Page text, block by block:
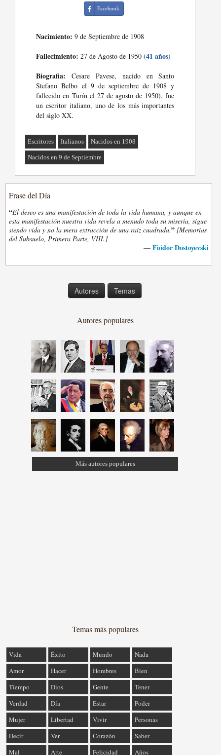
Facebook
Nacimiento: 9 de Septiembre de 1908
Fallecimiento: 27 de Agosto de 1950(41 años)
Biografia: Cesare Pavese, nacido en Santo
Stefano Belbo el 9 de septiembre de 1908 y
fallecido en Turín el 27 de agosto de 1950), fue
un escritor italiano, uno de los más importantes
del siglo XX.
Escritores Italianos Nacidos en 1908
Nacidos en 9 de Septiembre
Frase del Día
“El deseo es una manifestación de toda la vida humana, y aunque en
esta manifestación nuestra vida revela a menudo toda su miseria, sigue
siendo vida y no la mera extracción de una raiz cuadrada.” [Memorias
del Subsuelo, Primera Parte, VIII.]
— Fiódor Dostoyevski
Autores Temas
Autores populares
Más autores populares
Temas más populares
Vida Éxito Mundo
Nada
Amor
Hacer Hombres
Bien
Tiempo
Dios Gente
Tener
Verdad
Día Estar
Poder
Mujer
Libertad Vivir
Personas
Decir
Ver Corazón
Saber
Mal
Arte Felicidad Años